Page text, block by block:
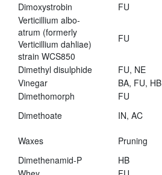
Dimoxystrobin
FU
Verticillium albo-
atrum (formerly
Verticillium dahliae)
strain WCS850
FU
Dimethyl disulphide FU, NE
Vinegar
BA, FU, HB
Dimethomorph
FU
Dimethoate
IN, AC
Waxes Pruning
Dimethenamid-P
HB